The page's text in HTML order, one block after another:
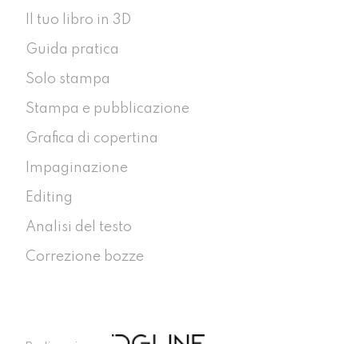
Il tuo libro in 3D
Guida pratica
Solo stampa
Stampa e pubblicazione
Grafica di copertina
Impaginazione
Editing
Analisi del testo
Correzione bozze